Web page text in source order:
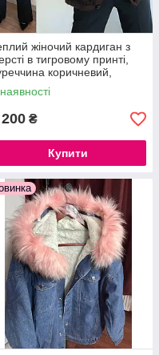
жіночий кардиган з
в тигровому принті,
коричневий,
₴
Купити